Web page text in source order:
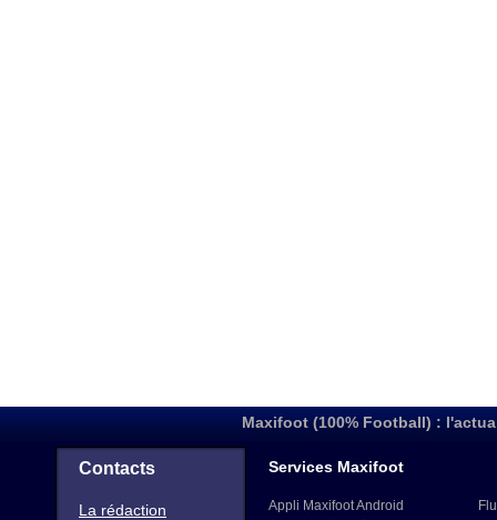
Maxifoot (100% Football) :
Contacts
La rédaction
Services Maxifoot
Appli Maxifoot Android